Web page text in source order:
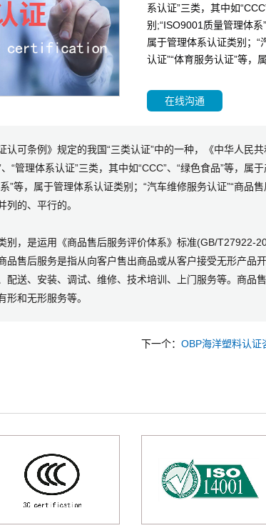
系认证”三类，其中如
别;“ISO9001质量管理体系
属于管理体系认证类别；“
认证”“体育服务认证”等，
在线沟通
认可条例》规定的我国“三类认证”中的一种，《中华人民
“管理体系认证”三类，其中如“CCC”、“绿色食品”等，属
”等，属于管理体系认证类别；“汽车维修服务认证”“商品售
的、平行的。
别，是运用《商品售后服务评价体系》标准(GB/T27922-
品售后服务是指从向客户售出商品或从客户接受无形产品
配送、安装、调试、维修、技术培训、上门服务等。商品
和无形服务等。
下一个：OBP海洋塑料认证